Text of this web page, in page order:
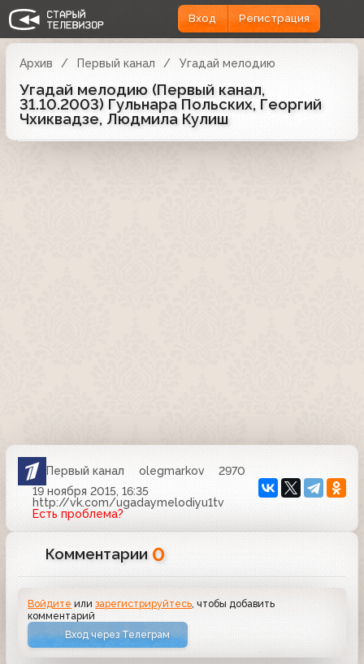
Вход Регистрация
Архив Первый канал Угадай мелодию
Угадай мелодию (Первый канал,
31.10.2003) Гульнара Польских, Георгий
Чхиквадзе, Людмила Кулиш
Первый канал olegmarkov
2970
19 ноября 2015, 16:35
http://vk.com/ugadaymelodiyu1tv
Есть проблема?
Комментарии 0
Войдите илизарегистрируйтесь , чтобы добавить
комментарий
Вход через Телеграм